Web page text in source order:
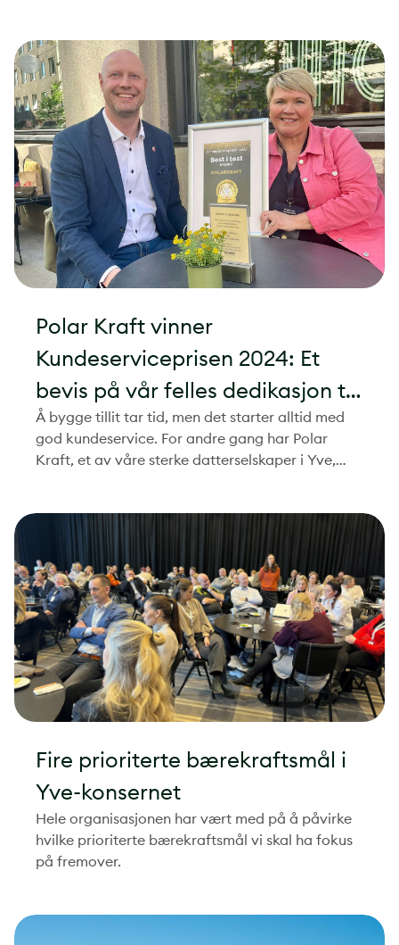
Polar Kraft vinner
Kundeserviceprisen 2024: Et
bevis på vår felles dedikasjon til
kunden
Å bygge tillit tar tid, men det starter alltid med
god kundeservice. For andre gang har Polar
Kraft, et av våre sterke datterselskaper i Yve,
Fire prioriterte bærekraftsmål i
Yve-konsernet
Hele organisasjonen har vært med på å påvirke
hvilke prioriterte bærekraftsmål vi skal ha fokus
på fremover.